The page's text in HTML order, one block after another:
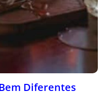
Diferentes